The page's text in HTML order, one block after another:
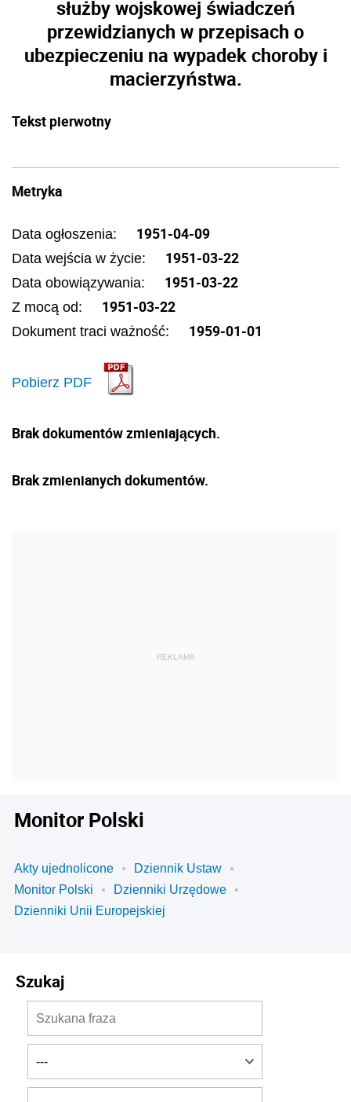
służby wojskowej świadczeń
przewidzianych w przepisach o
ubezpieczeniu na wypadek choroby i
macierzyństwa.
Tekst pierwotny
Metryka
Data ogłoszenia: 1951-04-09
Data wejścia w życie: 1951-03-22
Data obowiązywania: 1951-03-22
Z mocą od: 1951-03-22
Dokument traci ważność: 1959-01-01
Pobierz PDF
Brak dokumentów zmieniających.
Brak zmienianych dokumentów.
Monitor Polski
Akty ujednolicone
Dziennik Ustaw
Monitor Polski
Dzienniki Urzędowe
Dzienniki Unii Europejskiej
Szukaj